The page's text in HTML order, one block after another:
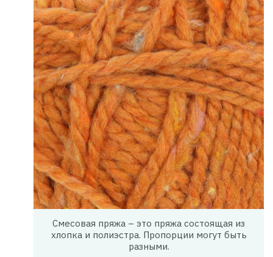
Смесовая пряжа – это пряжа состоящая из
хлопка и полиэстра. Пропорции могут быть
разными.